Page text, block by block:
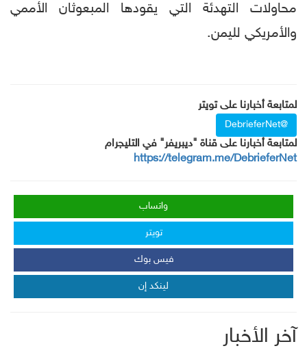
محاولات التهدئة التي يقودها المبعوثان الأممي
والأمريكي لليمن.
لمتابعة أخبارنا على تويتر
@DebrieferNet
لمتابعة أخبارنا على قناة "ديبريفر" في التليجرام
https://telegram.me/DebrieferNet
واتساب
تويتر
فيس بوك
لينكد إن
آخر الأخبار